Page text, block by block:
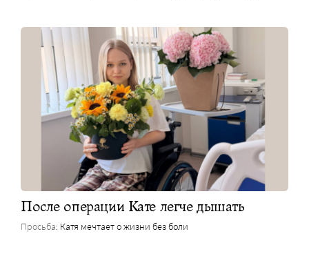
После операции Кате легче дышать
Просьба: Катя мечтает о жизни без боли